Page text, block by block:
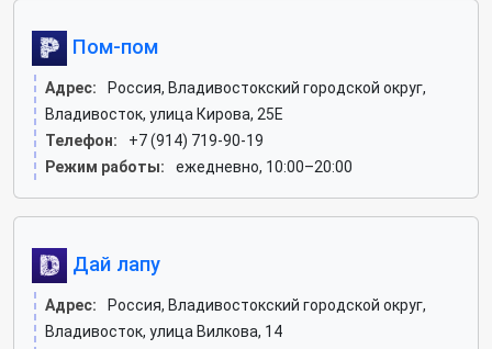
Пом-пом
Адрес:
Россия, Владивостокский городской округ,
Владивосток, улица Кирова, 25Е
Телефон:
+7 (914) 719-90-19
Режим работы:
ежедневно, 10:00–20:00
Дай лапу
Адрес:
Россия, Владивостокский городской округ,
Владивосток, улица Вилкова, 14